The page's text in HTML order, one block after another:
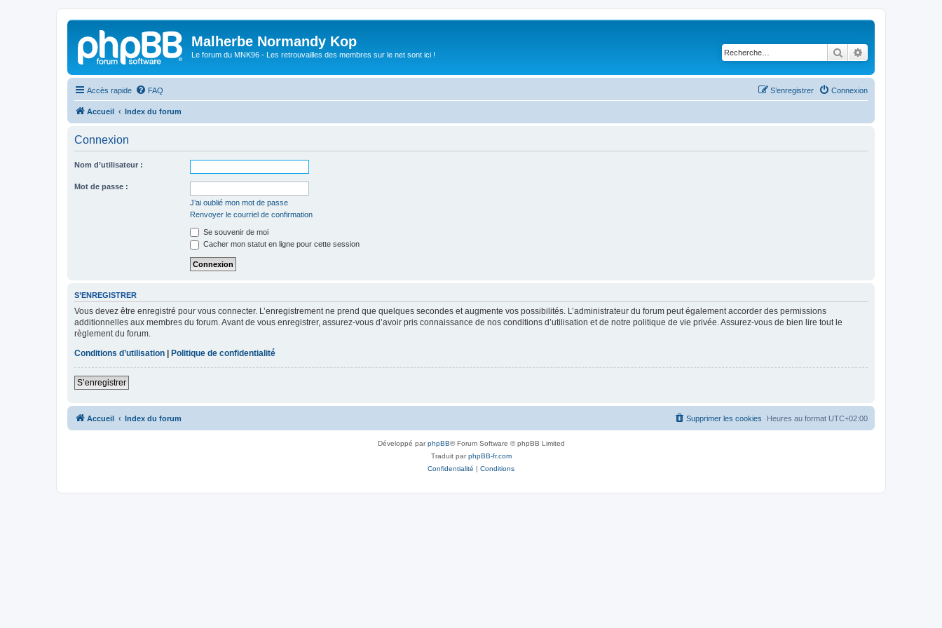
Malherbe Normandy Kop
Le forum du MNK96 - Les retrouvailles des membres sur le net sont ici ! Rechercher
Accès rapide FAQ Connexion
S’enregistrer
Accueil Index du forum
Connexion
Nom d’utilisateur :
Mot de passe :
J’ai oublié mon mot de passe
Renvoyer le courriel de confirmation
Se souvenir de moi
Cacher mon statut en ligne pour cette session
S’ENREGISTRER
Vous devez être enregistré pour vous connecter. L’enregistrement ne prend que quelques secondes et augmente vos possibilités. L’administrateur du forum peut également accorder des permissions
additionnelles aux membres du forum. Avant de vous enregistrer, assurez-vous d’avoir pris connaissance de nos conditions d’utilisation et de notre politique de vie privée. Assurez-vous de bien lire tout le
règlement du forum.
Conditions d’utilisation
Politique de confidentialité
S’enregistrer
Accueil Index du forum Heures au format UTC+02:00
Supprimer les cookies
Développé parphpBB® Forum Software © phpBB Limited
Traduit parphpBB-fr.com
Confidentialité | Conditions